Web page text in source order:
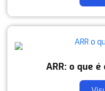
ARR: o que